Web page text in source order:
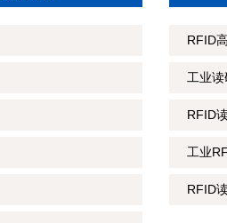
RFID
工业
RFID
工业
RFID